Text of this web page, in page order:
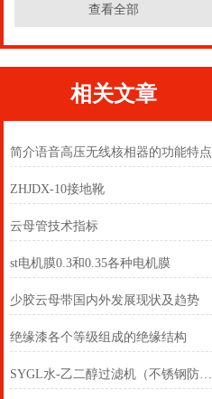
查看全部
相关文章
简介语音高压无线核相器的功能特点
ZHJDX-10接地靴
云母管技术指标
st电机膜0.3和0.35各种电机膜
少胶云母带国内外发展现状及趋势
绝缘漆各个等级组成的绝缘结构
SYGL水-乙二醇过滤机（不锈钢防爆型）